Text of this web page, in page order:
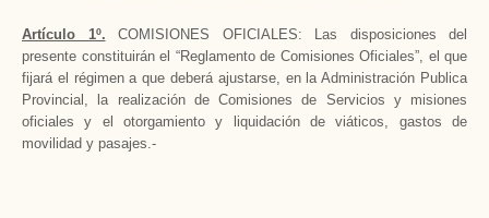
Artículo 1º. COMISIONES OFICIALES: Las disposiciones del
presente constituirán el “Reglamento de Comisiones Oficiales”, el que
fijará el régimen a que deberá ajustarse, en la Administración Publica
Provincial, la realización de Comisiones de Servicios y misiones
oficiales y el otorgamiento y liquidación de viáticos, gastos de
movilidad y pasajes.-